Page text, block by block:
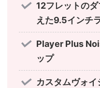
12フレットの
えた9.5インチ
Player Plus
ップ
カスタムヴォ